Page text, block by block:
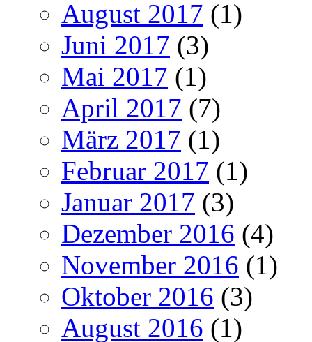
August 2017 (1)
Juni 2017 (3)
Mai 2017 (1)
April 2017 (7)
März 2017 (1)
Februar 2017 (1)
Januar 2017 (3)
Dezember 2016 (4)
November 2016 (1)
Oktober 2016 (3)
August 2016 (1)